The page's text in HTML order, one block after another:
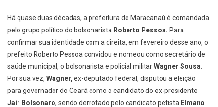
Há quase duas décadas, a prefeitura de Maracanaú é comandada
pelo grupo político do bolsonarista Roberto Pessoa. Para
confirmar sua identidade com a direita, em fevereiro desse ano, o
prefeito Roberto Pessoa convidou e nomeou como secretário de
saúde municipal, o bolsonarista e policial militarWagner Sousa.
Por sua vez, Wagner, ex-deputado federal, disputou a eleição
para governador do Ceará como o candidato do ex-presidente
Jair Bolsonaro, sendo derrotado pelo candidato petista Elmano